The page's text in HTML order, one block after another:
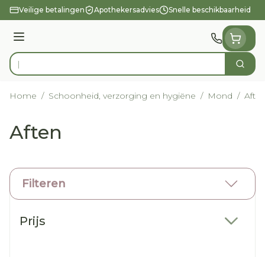
Ga naar de inhoud
Veilige betalingen Apothekersadvies Snelle beschikbaarheid
Menu
Product, merk, categorie... Zoek
Home / Schoonheid, verzorging en hygiëne / Mond /
Aften
Filteren
Prijs